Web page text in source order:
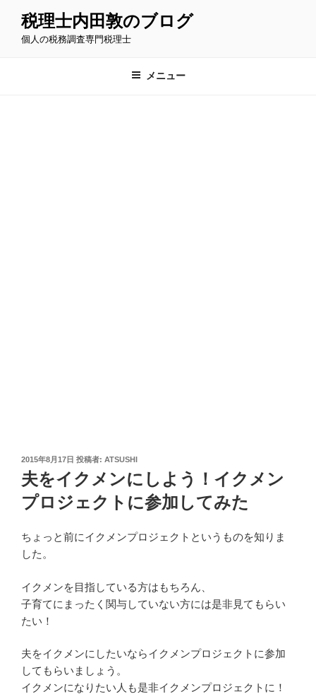
税理士内田敦のブログ
個人の税務調査専門税理士
メニュー
投
日:
2015年8月17日 投稿者: ATSUSHI
夫をイクメンにしよう！イクメン
プロジェクトに参加してみた
ちょっと前にイクメンプロジェクトというものを知りま
した。
イクメンを目指している方はもちろん、
子育てにまったく関与していない方には是非見てもらい
たい！
夫をイクメンにしたいならイクメンプロジェクトに参加
してもらいましょう。
イクメンになりたい人も是非イクメンプロジェクトに！